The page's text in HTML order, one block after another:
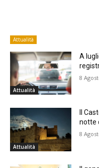
Attualità
Attualità
A
8
Attualità
Il
notte
8